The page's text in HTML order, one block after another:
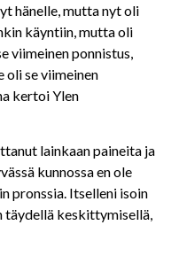
hänelle, mutta nyt oli
käyntiin, mutta oli
viimeinen ponnistus,
oli se viimeinen
kertoi Ylen
lainkaan paineita ja
kunnossa en ole
pronssia. Itselleni isoin
täydellä keskittymisellä,